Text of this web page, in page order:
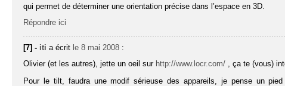
qui permet de déterminer une orientation précise dans l’espace en 3D.
Répondre ici
[7] - iti a écrit le 8 mai 2008 :
Olivier (et les autres), jette un oeil sur http://www.locr.com/ , ça te (vous)
Pour le tilt, faudra une modif sérieuse des appareils, je pense un